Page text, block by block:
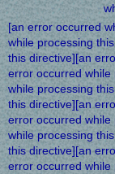
[an error occurred
while processing
this directive][an
error occurred
while processing
this directive][an
error occurred
while processing
this directive][an
error occurred while